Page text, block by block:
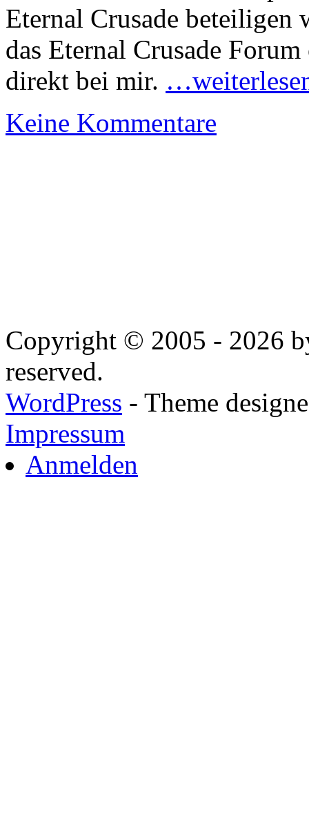
Eternal Crusade
das Eternal Crusade
direkt bei mir.
Keine Kommentare
Copyright © 2005 - 2026
reserved.
WordPress - Theme
Impressum
Anmelden